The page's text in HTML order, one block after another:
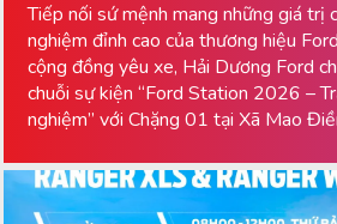
Tiếp nối sứ mệnh mang những giá trị
nghiệm đỉnh cao của thương hiệu
cộng đồng yêu xe, Hải Dương Ford
chuỗi sự kiện “Ford Station 2026 –
nghiệm” với Chặng 01 tại Xã Mao